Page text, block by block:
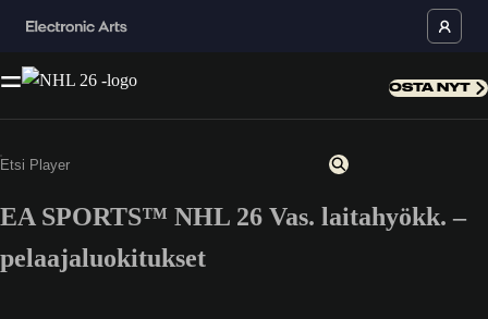
OSTA NYT
EA SPORTS™ NHL 26 Vas. laitahyökk. –
pelaajaluokitukset